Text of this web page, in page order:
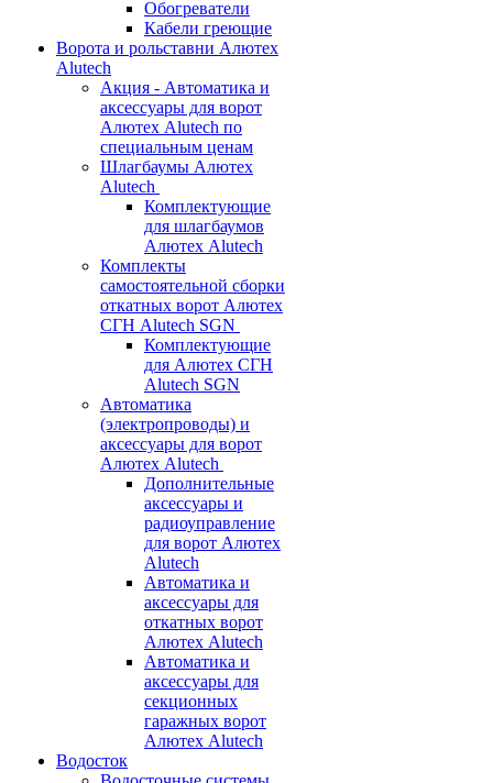
Обогреватели
Кабели греющие
Ворота и рольставни Алютех
Alutech
Акция - Автоматика и
аксессуары для ворот
Алютех Alutech по
специальным ценам
Шлагбаумы Алютех
Alutech
Комплектующие
для шлагбаумов
Алютех Alutech
Комплекты
самостоятельной сборки
откатных ворот Алютех
СГН Alutech SGN
Комплектующие
для Алютех СГН
Alutech SGN
Автоматика
(электропроводы) и
аксессуары для ворот
Алютех Alutech
Дополнительные
аксессуары и
радиоуправление
для ворот Алютех
Alutech
Автоматика и
аксессуары для
откатных ворот
Алютех Alutech
Автоматика и
аксессуары для
секционных
гаражных ворот
Алютех Alutech
Водосток